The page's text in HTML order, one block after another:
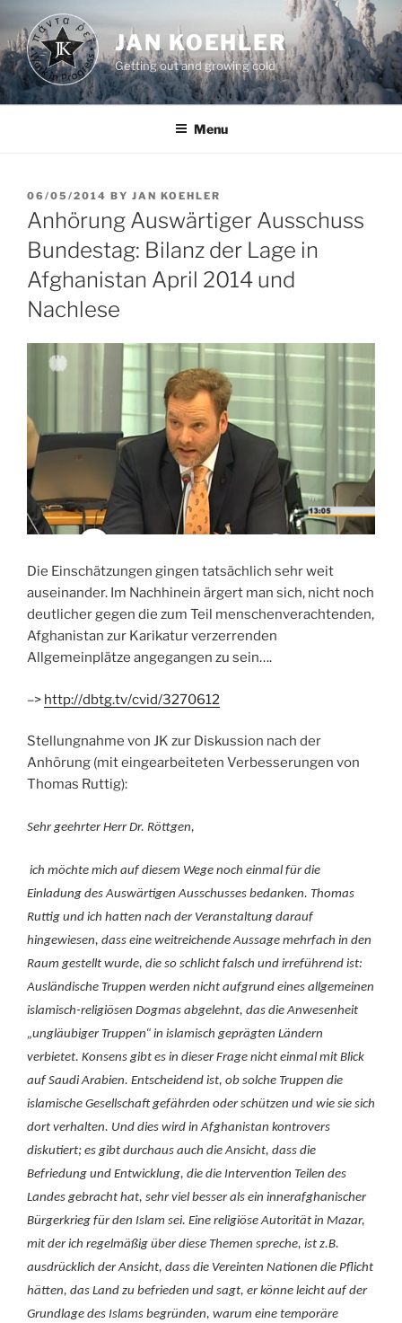
content
JAN KOEHLER
Getting out and growing cold
Menu
POSTED
ON
06/05/2014 BY JAN KOEHLER
Anhörung Auswärtiger Ausschuss
Bundestag: Bilanz der Lage in
Afghanistan April 2014 und
Nachlese
Die Einschätzungen gingen tatsächlich sehr weit
auseinander. Im Nachhinein ärgert man sich, nicht noch
deutlicher gegen die zum Teil menschenverachtenden,
Afghanistan zur Karikatur verzerrenden
Allgemeinplätze angegangen zu sein….
–> http://dbtg.tv/cvid/3270612
Stellungnahme von JK zur Diskussion nach der
Anhörung (mit eingearbeiteten Verbesserungen von
Thomas Ruttig):
Sehr geehrter Herr Dr. Röttgen,
ich möchte mich auf diesem Wege noch einmal für die
Einladung des Auswärtigen Ausschusses bedanken. Thomas
Ruttig und ich hatten nach der Veranstaltung darauf
hingewiesen, dass eine weitreichende Aussage mehrfach in den
Raum gestellt wurde, die so schlicht falsch und irreführend ist:
Ausländische Truppen werden nicht aufgrund eines allgemeinen
islamisch-religiösen Dogmas abgelehnt, das die Anwesenheit
„ungläubiger Truppen“ in islamisch geprägten Ländern
verbietet. Konsens gibt es in dieser Frage nicht einmal mit Blick
auf Saudi Arabien. Entscheidend ist, ob solche Truppen die
islamische Gesellschaft gefährden oder schützen und wie sie sich
dort verhalten. Und dies wird in Afghanistan kontrovers
diskutiert; es gibt durchaus auch die Ansicht, dass die
Befriedung und Entwicklung, die die Intervention Teilen des
Landes gebracht hat, sehr viel besser als ein innerafghanischer
Bürgerkrieg für den Islam sei. Eine religiöse Autorität in Mazar,
mit der ich regelmäßig über diese Themen spreche, ist z.B.
ausdrücklich der Ansicht, dass die Vereinten Nationen die Pflicht
hätten, das Land zu befrieden und sagt, er könne leicht auf der
Grundlage des Islams begründen, warum eine temporäre